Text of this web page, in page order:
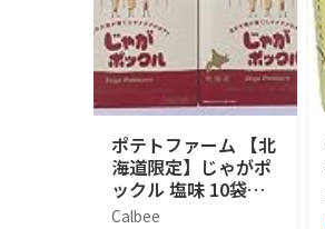
ポテトファーム 【北
海道限定】じゃがポ
ックル 塩味 10袋入
×２箱
Calbee